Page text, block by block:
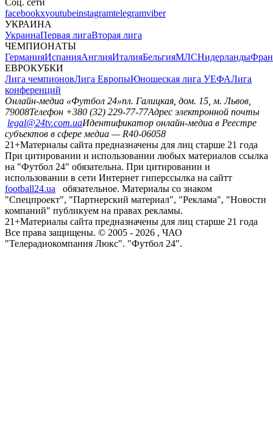
Соц. сети
facebookxyoutubeinstagramtelegramviber
УКРАИНА
УкраинаПервая лигаВторая лига
ЧЕМПИОНАТЫ
ГерманияИспанияАнглияИталияБельгияМЛСНидерланды
ЕВРОКУБКИ
Лига чемпионовЛига ЕвропыЮношеская лига УЕФАЛига
конференций
Онлайн-медиа «Футбол 24»пл. Галицкая, дом. 15, м. Львов,
79008Телефон +380 (32) 229-77-77Адрес электронной почты
legal@24tv.com.uaИдентификатор онлайн-медиа в Реестре
субъектов в сфере медиа — R40-06058
21+Материалы сайта предназначены для лиц старше 21 года
При цитировании и использовании любых материалов ссылка
на "Футбол 24" обязательна. При цитировании и
использовании в сети Интернет гиперссылка на сайтт
football24.ua
обязательное. Материалы со знаком
"Спецпроект", "Партнерский материал", "Реклама", "Новости
компаний" публикуем на правах рекламы.
21+Материалы сайта предназначены для лиц старше 21 года
Все права защищены. © 2005 - 2026 , ЧАО
"Телерадиокомпания Люкс". "Футбол 24".